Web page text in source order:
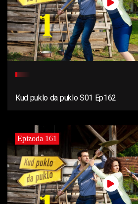
Kud puklo da puklo S01 Ep162
Epizoda 161